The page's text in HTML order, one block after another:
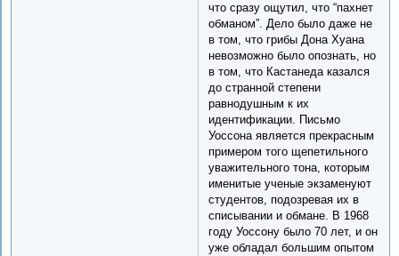
что сразу ощутил, что “пахнет
обманом”. Дело было даже не
в том, что грибы Дона Хуана
невозможно было опознать, но
в том, что Кастанеда казался
до странной степени
равнодушным к их
идентификации. Письмо
Уоссона является прекрасным
примером того щепетильного
уважительного тона, которым
именитые ученые экзаменуют
студентов, подозревая их в
списывании и обмане. В 1968
году Уоссону было 70 лет, и он
уже обладал большим опытом